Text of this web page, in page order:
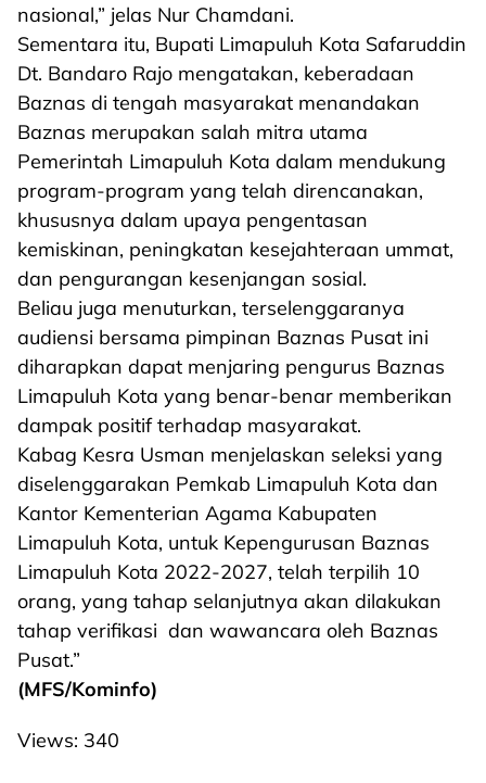
nasional,” jelas Nur Chamdani.
Sementara itu, Bupati Limapuluh Kota Safaruddin
Dt. Bandaro Rajo mengatakan, keberadaan
Baznas di tengah masyarakat menandakan
Baznas merupakan salah mitra utama
Pemerintah Limapuluh Kota dalam mendukung
program-program yang telah direncanakan,
khususnya dalam upaya pengentasan
kemiskinan, peningkatan kesejahteraan ummat,
dan pengurangan kesenjangan sosial.
Beliau juga menuturkan, terselenggaranya
audiensi bersama pimpinan Baznas Pusat ini
diharapkan dapat menjaring pengurus Baznas
Limapuluh Kota yang benar-benar memberikan
dampak positif terhadap masyarakat.
Kabag Kesra Usman menjelaskan seleksi yang
diselenggarakan Pemkab Limapuluh Kota dan
Kantor Kementerian Agama Kabupaten
Limapuluh Kota, untuk Kepengurusan Baznas
Limapuluh Kota 2022-2027, telah terpilih 10
orang, yang tahap selanjutnya akan dilakukan
tahap verifikasi dan wawancara oleh Baznas
Pusat.”
(MFS/Kominfo)
Views: 340